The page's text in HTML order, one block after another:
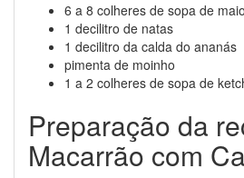
6 a 8 colheres de sopa de
1 decilitro de natas
1 decilitro da calda do ananás
pimenta de moinho
1 a 2 colheres de sopa de
Preparação da
Macarrão com